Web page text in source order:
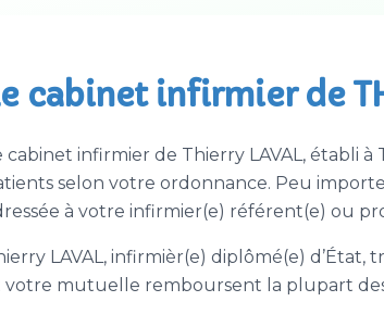
cabinet infirmier de
cabinet infirmier de Thierry LAVAL, établi
selon votre ordonnance. Peu
à votre infirmier(e) référent(e) ou
LAVAL, infirmièr(e) diplômé(e) d’État,
votre mutuelle remboursent la plupart des